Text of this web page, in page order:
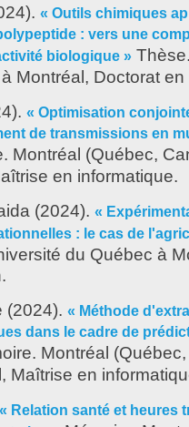
« Outils chimiques
: vers une
biologique »
Montréal, Doctorat
« Optimisation
de transmissions en
Montréal (Québec,
en informatique.
(2024). «
: le cas de
du Québec à
(2024). « Méthode
dans le cadre de
Montréal
Maîtrise en
« Relation santé et heures